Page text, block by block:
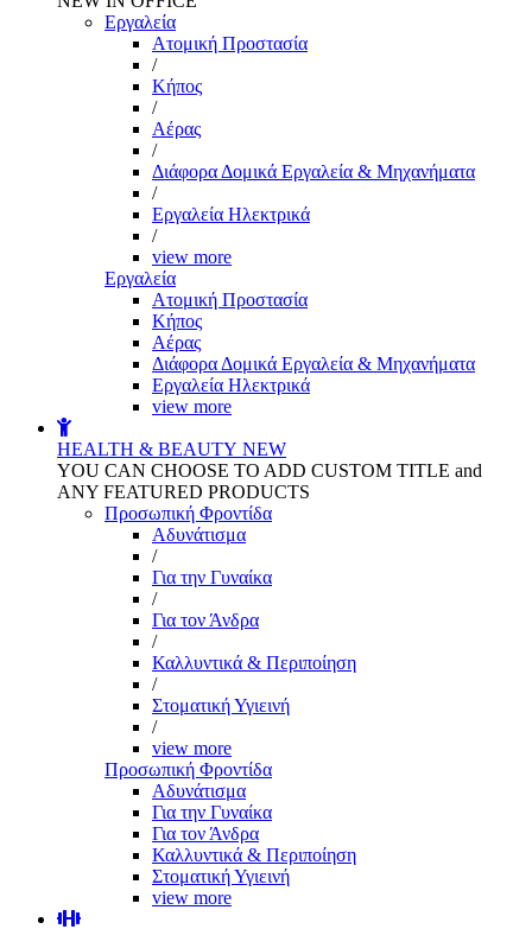
Εργαλεία
Aτομική Προστασία
/
Kήπος
/
Αέρας
/
Διάφορα Δομικά Εργαλεία & Μηχανήματα
/
Εργαλεία Ηλεκτρικά
/
view more
Εργαλεία
Aτομική Προστασία
Kήπος
Αέρας
Διάφορα Δομικά Εργαλεία & Μηχανήματα
Εργαλεία Ηλεκτρικά
view more
HEALTH & BEAUTY NEW
YOU CAN CHOOSE TO ADD CUSTOM TITLE and
ANY FEATURED PRODUCTS
Προσωπική Φροντίδα
Αδυνάτισμα
/
Για την Γυναίκα
/
Για τον Άνδρα
/
Καλλυντικά & Περιποίηση
/
Στοματική Υγιεινή
/
view more
Προσωπική Φροντίδα
Αδυνάτισμα
Για την Γυναίκα
Για τον Άνδρα
Καλλυντικά & Περιποίηση
Στοματική Υγιεινή
view more